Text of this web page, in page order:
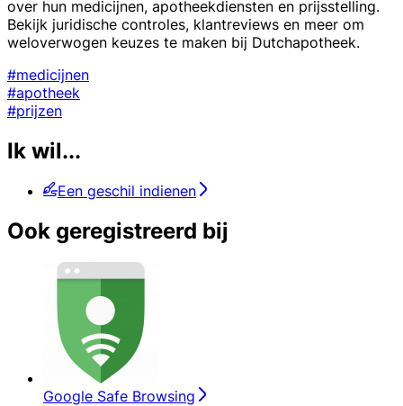
over hun medicijnen, apotheekdiensten en prijsstelling.
Bekijk juridische controles, klantreviews en meer om
weloverwogen keuzes te maken bij Dutchapotheek.
#medicijnen
#apotheek
#prijzen
Ik wil...
Een geschil indienen
Ook geregistreerd bij
Google Safe Browsing